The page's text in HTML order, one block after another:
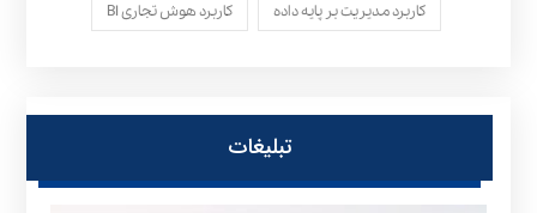
کاربرد مدیریت بر پایه داده کاربرد هوش تجاری BI
تبلیغات